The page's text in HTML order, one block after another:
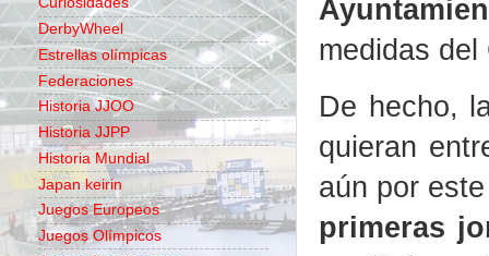
medidas
De hecho,
quieran
aún por
primeras
DerbyWheel
Estrellas olímpicas
Federaciones
Historia JJOO
Historia JJPP
Historia Mundial
Japan keirin
Juegos Europeos
Juegos Olímpicos